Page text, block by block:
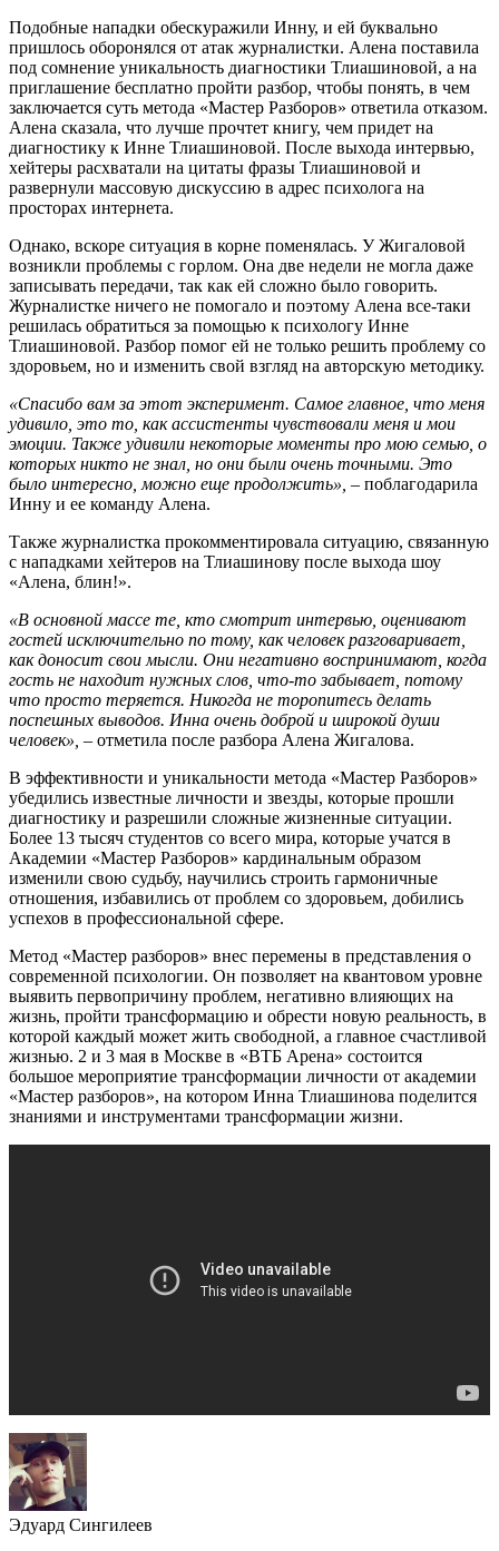
Подобные нападки обескуражили Инну, и ей буквально
пришлось оборонялся от атак журналистки. Алена поставила
под сомнение уникальность диагностики Тлиашиновой, а на
приглашение бесплатно пройти разбор, чтобы понять, в чем
заключается суть метода «Мастер Разборов» ответила отказом.
Алена сказала, что лучше прочтет книгу, чем придет на
диагностику к Инне Тлиашиновой. После выхода интервью,
хейтеры расхватали на цитаты фразы Тлиашиновой и
развернули массовую дискуссию в адрес психолога на
просторах интернета.
Однако, вскоре ситуация в корне поменялась. У Жигаловой
возникли проблемы с горлом. Она две недели не могла даже
записывать передачи, так как ей сложно было говорить.
Журналистке ничего не помогало и поэтому Алена все-таки
решилась обратиться за помощью к психологу Инне
Тлиашиновой. Разбор помог ей не только решить проблему со
здоровьем, но и изменить свой взгляд на авторскую методику.
«Спасибо вам за этот эксперимент. Самое главное, что меня
удивило, это то, как ассистенты чувствовали меня и мои
эмоции. Также удивили некоторые моменты про мою семью, о
которых никто не знал, но они были очень точными. Это
было интересно, можно еще продолжить», – поблагодарила
Инну и ее команду Алена.
Также журналистка прокомментировала ситуацию, связанную
с нападками хейтеров на Тлиашинову после выхода шоу
«Алена, блин!».
«В основной массе те, кто смотрит интервью, оценивают
гостей исключительно по тому, как человек разговаривает,
как доносит свои мысли. Они негативно воспринимают, когда
гость не находит нужных слов, что-то забывает, потому
что просто теряется. Никогда не торопитесь делать
поспешных выводов. Инна очень доброй и широкой души
человек», – отметила после разбора Алена Жигалова.
В эффективности и уникальности метода «Мастер Разборов»
убедились известные личности и звезды, которые прошли
диагностику и разрешили сложные жизненные ситуации.
Более 13 тысяч студентов со всего мира, которые учатся в
Академии «Мастер Разборов» кардинальным образом
изменили свою судьбу, научились строить гармоничные
отношения, избавились от проблем со здоровьем, добились
успехов в профессиональной сфере.
Метод «Мастер разборов» внес перемены в представления о
современной психологии. Он позволяет на квантовом уровне
выявить первопричину проблем, негативно влияющих на
жизнь, пройти трансформацию и обрести новую реальность, в
которой каждый может жить свободной, а главное счастливой
жизнью. 2 и 3 мая в Москве в «ВТБ Арена» состоится
большое мероприятие трансформации личности от академии
«Мастер разборов», на котором Инна Тлиашинова поделится
знаниями и инструментами трансформации жизни.
Эдуард Сингилеев